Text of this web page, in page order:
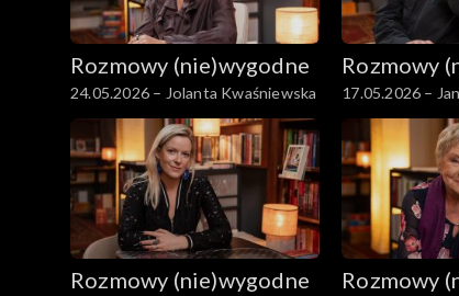
Rozmowy (nie)wygodne
24.05.2026 – Jolanta Kwaśniewska
Rozmowy
17.05.2026 –
Rozmowy (nie)wygodne Rozmowy